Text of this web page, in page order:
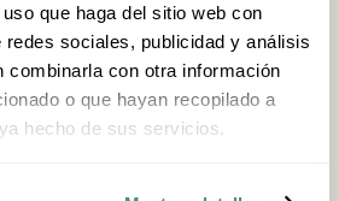
que haga del sitio web con
sociales, publicidad y análisis
combinarla con otra información
o que hayan recopilado a
hecho de sus servicios.